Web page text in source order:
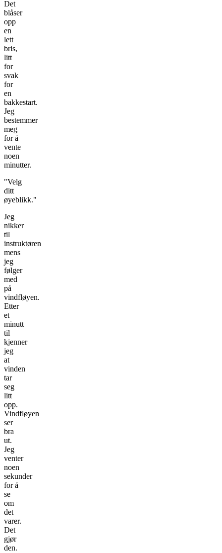
Det
blåser
opp
en
lett
bris,
litt
for
svak
for
en
bakkestart.
Jeg
bestemmer
meg
for å
vente
noen
minutter.
"Velg
ditt
øyeblikk."
Jeg
nikker
til
instruktøren
mens
jeg
følger
med
på
vindfløyen.
Etter
et
minutt
til
kjenner
jeg
at
vinden
tar
seg
litt
opp.
Vindfløyen
ser
bra
ut.
Jeg
venter
noen
sekunder
for å
se
om
det
varer.
Det
gjør
den.